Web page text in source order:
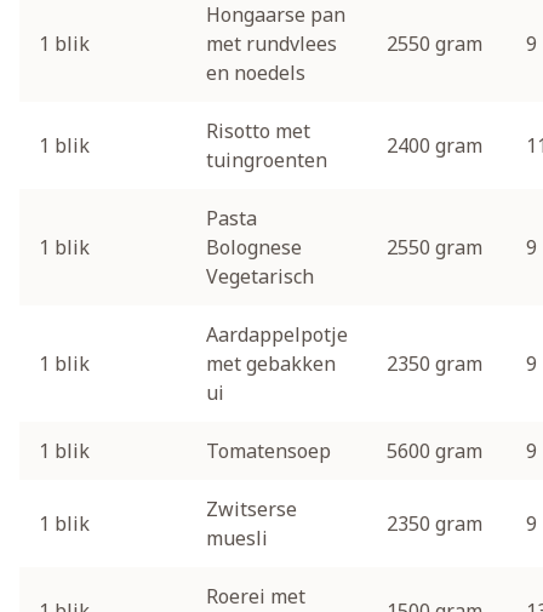
1 blik
Hongaarse pan
met rundvlees
en noedels
2550 gram 9
1 blik
Risotto met
tuingroenten
2400 gram
1 blik
Pasta
Bolognese
Vegetarisch
2550 gram 9
1 blik
Aardappelpotje
met gebakken
ui
2350 gram 9
1 blik Tomatensoep 5600 gram 9
1 blik
Zwitserse
muesli
2350 gram 9
Roerei met